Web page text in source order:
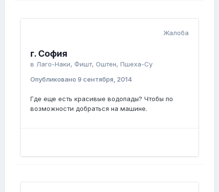
Жалоба
г. София
в Лаго-Наки, Фишт, Оштен, Пшеха-Су
Опубликовано 9 сентября, 2014
Где еще есть красивые водопады? Чтобы по
возможности добраться на машине.